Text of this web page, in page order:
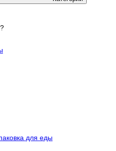
?
для еды